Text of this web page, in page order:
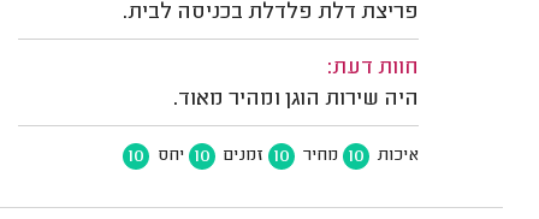
פריצת דלת פלדלת בכניסה לבית.
חוות דעת:
היה שירות הוגן ומהיר מאוד.
איכות 10 מחיר 10 זמנים 10 יחס 10